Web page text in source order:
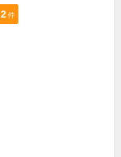
2件